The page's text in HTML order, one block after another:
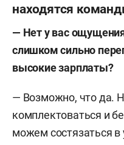
находятся
— Нет у вас
слишком сильно
высокие зарплаты?
— Возможно, что да.
комплектоваться и
можем состязаться в